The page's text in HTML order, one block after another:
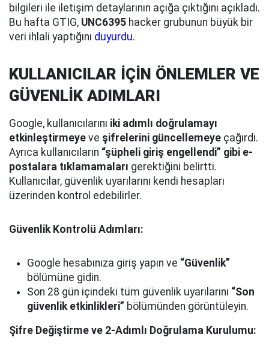
bilgileri ile iletişim detaylarının açığa çıktığını açıkladı.
Bu hafta GTIG, UNC6395 hacker grubunun büyük bir
veri ihlali yaptığını duyurdu.
KULLANICILAR İÇİN ÖNLEMLER VE
GÜVENLİK ADIMLARI
Google, kullanıcılarını iki adımlı doğrulamayı
etkinleştirmeye ve şifrelerini güncellemeye çağırdı.
Ayrıca kullanıcıların “şüpheli giriş engellendi” gibi e-
postalara tıklamamaları gerektiğini belirtti.
Kullanıcılar, güvenlik uyarılarını kendi hesapları
üzerinden kontrol edebilirler.
Güvenlik Kontrolü Adımları:
Google hesabınıza giriş yapın ve “Güvenlik”
bölümüne gidin.
Son 28 gün içindeki tüm güvenlik uyarılarını “Son
güvenlik etkinlikleri” bölümünden görüntüleyin.
Şifre Değiştirme ve 2-Adımlı Doğrulama Kurulumu: